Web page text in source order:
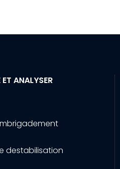
ANALYSER
destabilisation